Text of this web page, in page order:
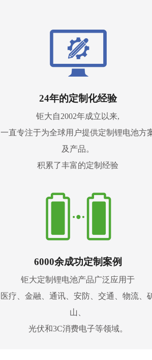
24年的定制化经验
钜大自2002年成立以来,
一直专注于为全球用户提供定制锂电池方
及产品。
积累了丰富的定制经验
6000余成功定制案例
钜大定制锂电池产品广泛应用于
医疗、金融、通讯、安防、交通、物流、
山、
光伏和3C消费电子等领域。